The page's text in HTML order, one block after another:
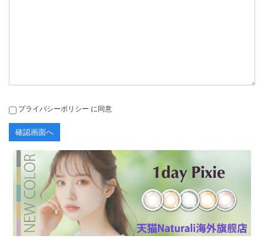
プライバシーポリシー に同意